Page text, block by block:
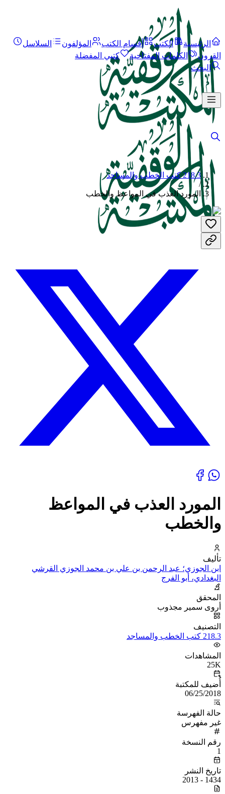
الرئيسية الكتب أقسام الكتب المؤلفون
السلاسل
القرون
الكلمات المفتاحية
كتبي المفضلة
البحث
218.3 كتب الخطب والمساجد
/
المورد العذب في المواعظ والخطب
المورد العذب في المواعظ
والخطب
تأليف
ابن الجوزي؛ عبد الرحمن بن علي بن محمد الجوزي القرشي
البغدادي، أبو الفرج
المحقق
أروى سمير مجذوب
التصنيف
218.3 كتب الخطب والمساجد
المشاهدات
25K
أُضيف للمكتبة
06/25/2018
حالة الفهرسة
غير مفهرس
رقم النسخة
1
تاريخ النشر
1434 - 2013